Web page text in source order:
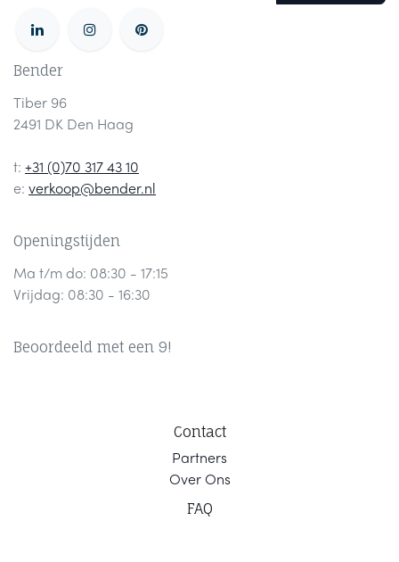
Bender
Tiber 96
2491 DK Den Haag
t: +31 (0)70 317 43 10
e: verkoop@bender.nl
Openingstijden
Ma t/m do: 08:30 - 17:15
Vrijdag: 08:30 - 16:30
Beoordeeld met een 9!
Contact
Partners
Over Ons
FAQ